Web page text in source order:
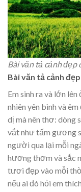
Bài văn tả cảnh đẹp
Bài văn tả cảnh
Em sinh ra và lớn
nhiên yên bình và
dị mà nên thơ: dòng
vắt như tấm gương
người qua lại mỗi
hương thơm và sắc
tươi đẹp vào mỗi
nếu ai đó hỏi em